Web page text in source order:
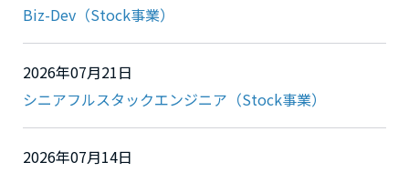
Biz-Dev（Stock事業）
2026年07月21日
シニアフルスタックエンジニア（Stock事業）
2026年07月14日